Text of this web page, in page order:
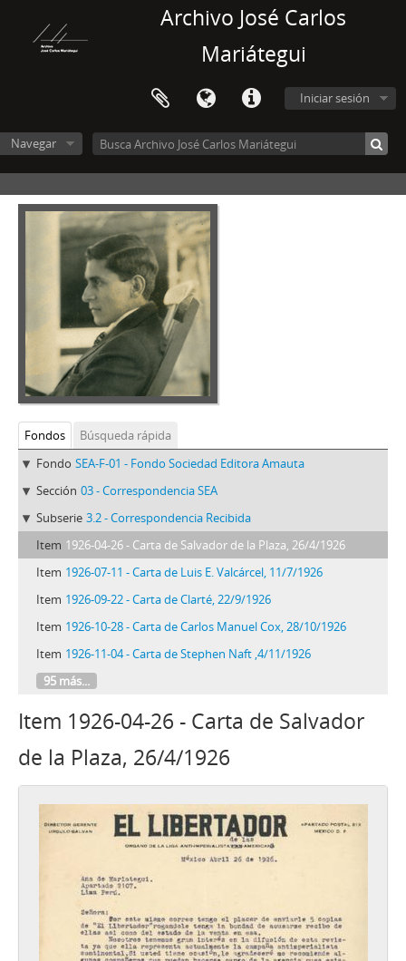
Archivo José Carlos
Mariátegui
Iniciar sesión
Navegar
Fondos
Búsqueda rápida
Fondo SEA-F-01 - Fondo Sociedad Editora Amauta
Sección 03 - Correspondencia SEA
Subserie 3.2 - Correspondencia Recibida
Item 1926-04-26 - Carta de Salvador de la Plaza, 26/4/1926
Item 1926-07-11 - Carta de Luis E. Valcárcel, 11/7/1926
Item 1926-09-22 - Carta de Clarté, 22/9/1926
Item 1926-10-28 - Carta de Carlos Manuel Cox, 28/10/1926
Item 1926-11-04 - Carta de Stephen Naft ,4/11/1926
95 más...
Item 1926-04-26 - Carta de Salvador
de la Plaza, 26/4/1926